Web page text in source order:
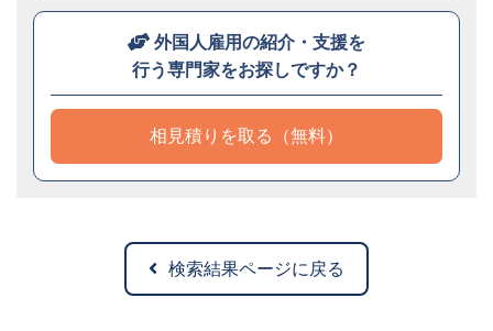
外国人雇用の紹介・支援を
行う専門家をお探しですか？
相見積りを取る（無料）
検索結果ページに戻る